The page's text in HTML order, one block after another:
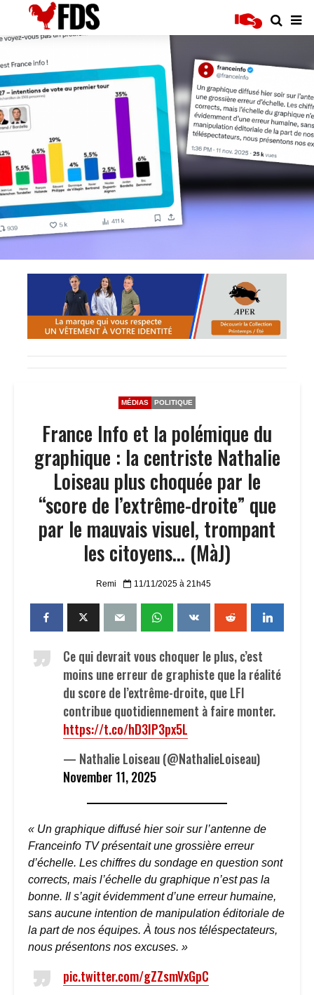
MÉDIAS POLITIQUE
France Info et la polémique du
graphique : la centriste Nathalie
Loiseau plus choquée par le
“score de l’extrême-droite” que
par le mauvais visuel, trompant
les citoyens… (MàJ)
Remi 11/11/2025 à 21h45
Ce qui devrait vous choquer le plus, c’est
moins une erreur de graphiste que la réalité
du score de l’extrême-droite, que LFI
contribue quotidiennement à faire monter.
https://t.co/hD3IP3px5L
— Nathalie Loiseau (@NathalieLoiseau)
November 11, 2025
« Un graphique diffusé hier soir sur l’antenne de
Franceinfo TV présentait une grossière erreur
d’échelle. Les chiffres du sondage en question sont
corrects, mais l’échelle du graphique n’est pas la
bonne. Il s’agit évidemment d’une erreur humaine,
sans aucune intention de manipulation éditoriale de
la part de nos équipes. À tous nos téléspectateurs,
nous présentons nos excuses. »
pic.twitter.com/gZZsmVxGpC